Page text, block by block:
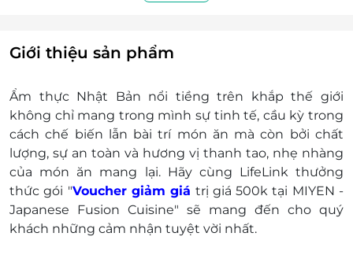
Một khách hàng được mua nhiều voucher.
E-Voucher/ E-Coupon không có giá trị quy đổi
Không áp dụng đồng thời cùng lúc với các
chương trình khuyến mại khác tại nhà hàng
Giá voucher chưa bao gồm VAT (thanh toán khi
ra bill tại nhà hàng). Khách hàng có nhu cầu
muốn xuất hóa đơn vui lòng liên hệ nhà hàng.
Giới thiệu sản phẩm
Ẩm thực Nhật Bản nổi tiềng trên khắp thế giới
không chỉ mang trong mình sự tinh tế, cầu kỳ trong
cách chế biến lẫn bài trí món ăn mà còn bởi chất
lượng, sự an toàn và hương vị thanh tao, nhẹ nhàng
của món ăn mang lại. Hãy cùng LifeLink thưởng
thức gói "Voucher giảm giá trị giá 500k tại MIYEN -
Japanese Fusion Cuisine" sẽ mang đến cho quý
khách những cảm nhận tuyệt vời nhất.